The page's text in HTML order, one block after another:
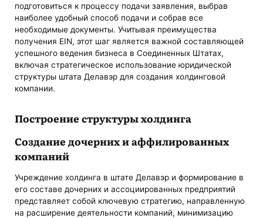
подготовиться к процессу подачи заявления, выбрав
наиболее удобный способ подачи и собрав все
необходимые документы. Учитывая преимущества
получения EIN, этот шаг является важной составляющей
успешного ведения бизнеса в Соединенных Штатах,
включая стратегическое использование юридической
структуры штата Делавэр для создания холдинговой
компании.
Построение структуры холдинга
Создание дочерних и аффилированных
компаний
Учреждение холдинга в штате Делавэр и формирование в
его составе дочерних и ассоциированных предприятий
представляет собой ключевую стратегию, направленную
на расширение деятельности компаний, минимизацию